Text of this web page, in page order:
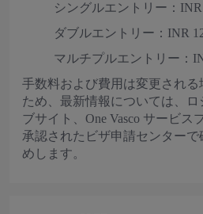
シングルエントリー：INR
ダブルエントリー：INR
マルチプルエントリー：
手数料および費用は変更され
ため、最新情報については、
ブサイト、One Vasco サービス
承認されたビザ申請センター
めします。